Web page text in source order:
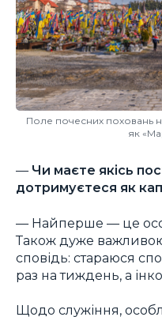
Поле почесних поховань
як
— Чи маєте якісь
дотримуєтеся як
— Найперше — це
Також дуже
сповідь: стараюся
раз на тиждень, а
Щодо служіння,